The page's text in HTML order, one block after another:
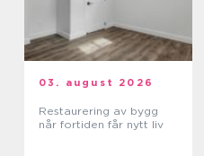
03. august 2026
Restaurering av bygg
når fortiden får nytt liv